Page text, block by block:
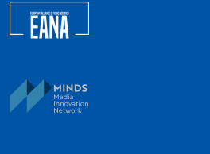
Assocoation of the Balkan News Agencies
Newsroom